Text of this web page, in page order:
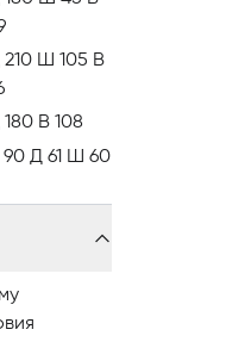
или
Pietro, Вы
Ш 105 В
В 108
90 Д 61 Ш 60